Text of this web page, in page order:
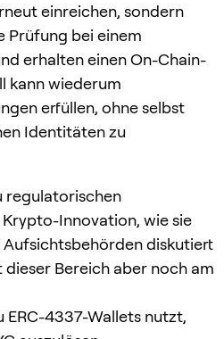
einreichen, sondern
Prüfung bei einem
erhalten einen On-Chain-
kann wiederum
erfüllen, ohne selbst
Identitäten zu
regulatorischen
Innovation, wie sie
diskutiert
Bereich aber noch am
ERC-4337-Wallets nutzt,